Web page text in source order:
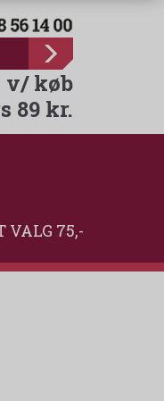
v/ køb
89 kr.
VALG 75,-